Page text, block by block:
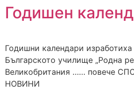
Годишен
Годишни календари
Българското училище „Родна
Великобритания …… повече
НОВИНИ